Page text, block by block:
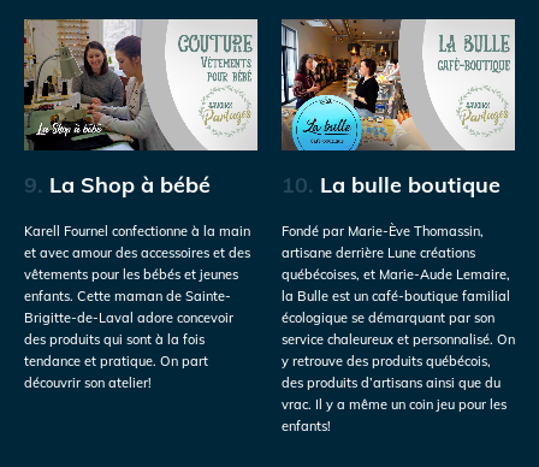
9. La Shop à bébé
Karell Fournel confectionne à la main
et avec amour des accessoires et des
vêtements pour les bébés et jeunes
enfants. Cette maman de Sainte-
Brigitte-de-Laval adore concevoir
des produits qui sont à la fois
tendance et pratique. On part
découvrir son atelier!
10. La bulle boutique
Fondé par Marie-Ève Thomassin,
artisane derrière Lune créations
québécoises, et Marie-Aude Lemaire,
la Bulle est un café-boutique familial
écologique se démarquant par son
service chaleureux et personnalisé. On
y retrouve des produits québécois,
des produits d’artisans ainsi que du
vrac. Il y a même un coin jeu pour les
enfants!